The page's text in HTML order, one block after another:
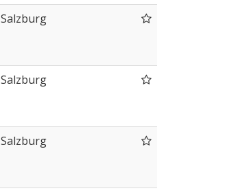
Salzburg
Salzburg
Salzburg